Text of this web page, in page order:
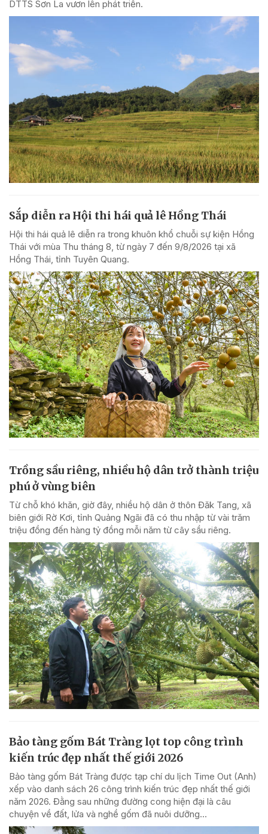
DTTS Sơn La vươn lên phát triển.
Sắp diễn ra Hội thi hái quả lê Hồng Thái
Hội thi hái quả lê diễn ra trong khuôn khổ chuỗi sự kiện Hồng
Thái với mùa Thu tháng 8, từ ngày 7 đến 9/8/2026 tại xã
Hồng Thái, tỉnh Tuyên Quang.
Trồng sầu riêng, nhiều hộ dân trở thành triệu
phú ở vùng biên
Từ chỗ khó khăn, giờ đây, nhiều hộ dân ở thôn Đăk Tang, xã
biên giới Rờ Kơi, tỉnh Quảng Ngãi đã có thu nhập từ vài trăm
triệu đồng đến hàng tỷ đồng mỗi năm từ cây sầu riêng.
Bảo tàng gốm Bát Tràng lọt top công trình
kiến trúc đẹp nhất thế giới 2026
Bảo tàng gốm Bát Tràng được tạp chí du lịch Time Out (Anh)
xếp vào danh sách 26 công trình kiến trúc đẹp nhất thế giới
năm 2026. Đằng sau những đường cong hiện đại là câu
chuyện về đất, lửa và nghề gốm đã nuôi dưỡng...